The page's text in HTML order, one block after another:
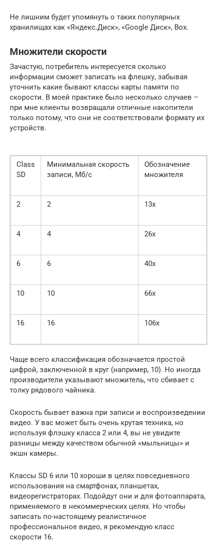
Не лишним будет упомянуть о таких популярных
хранилищах как «Яндекс.Диск», «Google Диск», Box.
Множители скорости
Зачастую, потребитель интересуется сколько
информации сможет записать на флешку, забывая
уточнить какие бывают классы карты памяти по
скорости. В моей практике было несколько случаев –
при мне клиенты возвращали отличные накопители
только потому, что они не соответствовали формату их
устройств.
Class
SD
Минимальная скорость
записи, Мб/с
Обозначение
множителя
2 2 13х
4 4 26х
6 6 40х
10 10 66х
16 16 106х
Чаще всего классификация обозначается простой
цифрой, заключенной в круг (например, 10). Но иногда
производители указывают множитель, что сбивает с
толку рядового чайника.
Скорость бывает важна при записи и воспроизведении
видео. У вас может быть очень крутая техника, но
используя флэшку класса 2 или 4, вы не увидите
разницы между качеством обычной «мыльницы» и
экшн камеры.
Классы SD 6 или 10 хороши в целях повседневного
использования на смартфонах, планшетах,
видеорегистраторах. Подойдут они и для фотоаппарата,
применяемого в некоммерческих целях. Но чтобы
записать по-настоящему реалистичное
профессиональное видео, я рекомендую класс
скорости 16.